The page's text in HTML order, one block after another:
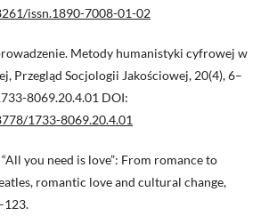
issn.1890-7008-01-02
Metody humanistyki cyfrowej w
Przegląd Socjologii Jakościowej, 20(4), 6–
8069.20.4.01 DOI:
1733-8069.20.4.01
you need is love”: From romance to
romantic love and cultural change,